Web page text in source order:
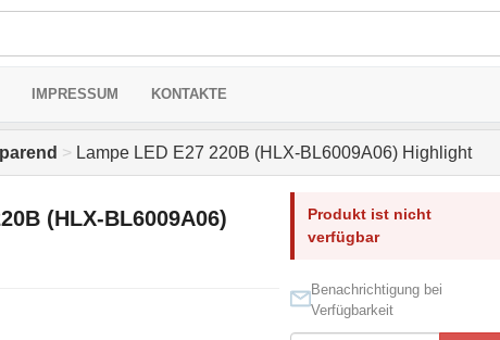
IMPRESSUM KONTAKTE
> Lampe LED E27 220В (HLX-BL6009A06) Highlight
(HLX-BL6009A06)
Produkt ist nicht
verfügbar
Benachrichtigung bei
Verfügbarkeit